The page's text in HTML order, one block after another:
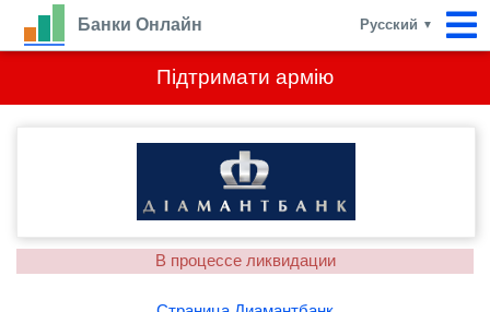
Підтримати армію
Банки Онлайн Русский ▼
В процессе ликвидации